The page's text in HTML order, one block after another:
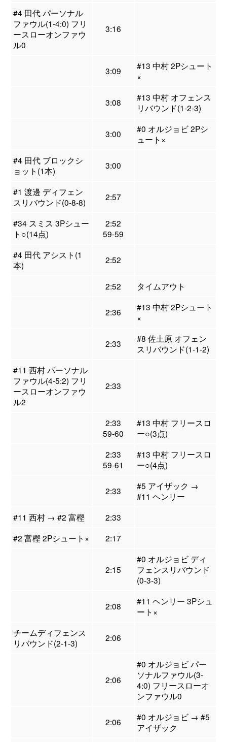
#4 田代 パーソナル
ファウル(1-4:0) フリ
ースローオンファウ
ル0
3:16
3:09
#13 中村 2Pシュート
×
3:08
#13 中村 オフェンス
リバウンド(1-2-3)
3:00
#0 オルジョビ 2Pシ
ュート×
#4 田代 ブロックシ
ョット(1本)
3:00
#1 渡邊 ディフェン
スリバウンド(0-8-8)
2:57
#34 スミス 3Pシュー
ト○(14点)
2:52
59-59
#4 田代 アシスト(1
本)
2:52
2:52 タイムアウト
2:36
#13 中村 2Pシュート
×
2:33
#8 佐土原 オフェン
スリバウンド(1-1-2)
#11 西村 パーソナル
ファウル(4-5:2) フリ
ースローオンファウ
ル2
2:33
2:33
59-60
#13 中村 フリースロ
ー○(3点)
2:33
59-61
#13 中村 フリースロ
ー○(4点)
2:33
#5 アイザック →
#11 ヘンリー
#11 西村 → #2 富樫
2:33
#2 富樫 2Pシュート×
2:17
2:15
#0 オルジョビ ディ
フェンスリバウンド
(0-3-3)
2:08
#11 ヘンリー 3Pシュ
ート×
チームディフェンス
リバウンド(2-1-3)
2:06
2:06
#0 オルジョビ パー
ソナルファウル(3-
4:0) フリースローオ
ンファウル0
2:06
#0 オルジョビ → #5
アイザック